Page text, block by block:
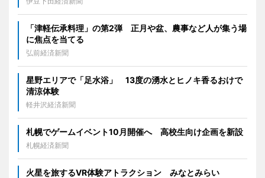
「津軽伝承料理」の第2弾 正月や盆、農事など人が集う場
に焦点を当てる
弘前経済新聞
星野エリアで「足水浴」 13度の湧水とヒノキ香るおけで
清涼体験
軽井沢経済新聞
札幌でゲームイベント10月開催へ 高校生向け企画を新設
札幌経済新聞
火星を旅するVR体験アトラクション みなとみらい